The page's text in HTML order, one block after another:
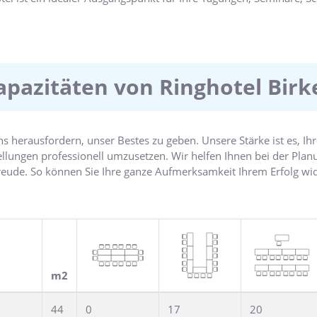
liegt im Grünen, direkt am ruhigen Waldrand. Weniger als
von Ringhotel
herausfordern, unser Bestes zu geben. Unsere Stärke ist es,
professionell umzusetzen. Wir helfen Ihnen bei der
So können Sie Ihre ganze Aufmerksamkeit Ihrem Erfolg
beweisen die vielen Auszeichnungen. Mehrfach
Norddeutschlands ausgezeichnet. Außerdem wurde das
Kiel ausgezeichnet mit dem ersten und zweiten Service
Veranstaltungsräumen auf über 350 qm. Hell, mit großen
m2
44 0 17 20